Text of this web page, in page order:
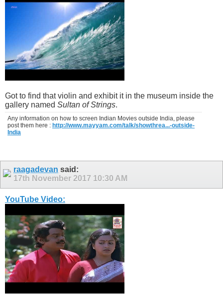
Got to find that violin and exhibit it in the museum inside the
gallery named Sultan of Strings.
Any information on how to screen Indian Movies outside India, please
post them here : http://www.mayyam.com/talk/showthrea...-outside-
India
raagadevan said:
17th November 2017 10:30 AM
YouTube Video: